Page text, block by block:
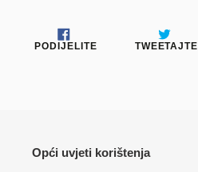
PODIJELITEPODIJELITETWEETAJTE
Opći uvjeti korištenja